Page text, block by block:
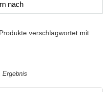
nach
Produkte verschlagwortet mit
Ergebnis